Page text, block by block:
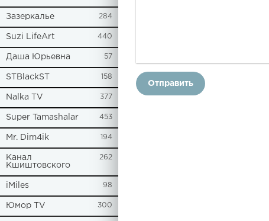
Зазеркалье 284
Suzi LifeArt 440
Даша Юрьевна 57
STBlackST 158
Nalka TV 377
Super Tamashalar 453
Mr. Dim4ik 194
Канал
Кшиштовского
262
iMiles 98
Юмор TV 300
Отправить